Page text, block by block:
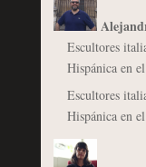
Escultores
Hispánica en
Escultores
Hispánica en